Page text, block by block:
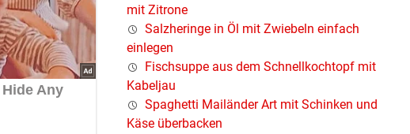
mit Zitrone
Salzheringe in Öl mit Zwiebeln einfach
einlegen
Fischsuppe aus dem Schnellkochtopf mit
Kabeljau
Spaghetti Mailänder Art mit Schinken und
Käse überbacken